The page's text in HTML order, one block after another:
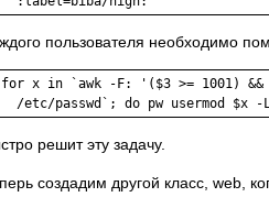
пользователя необходимо
for x in `awk -F: '($3 >= 1001)
/etc/passwd`; do pw usermod $x
решит эту задачу.
создадим другой класс, web,